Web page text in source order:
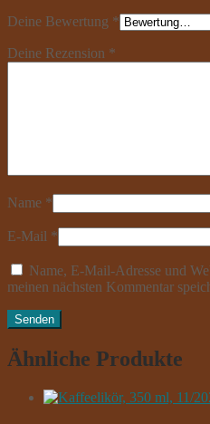
Deine Bewertung *
Deine Rezension *
Name *
E-Mail *
Name, E-Mail-Adresse und
meinen nächsten Kommentar
Ähnliche Produkte